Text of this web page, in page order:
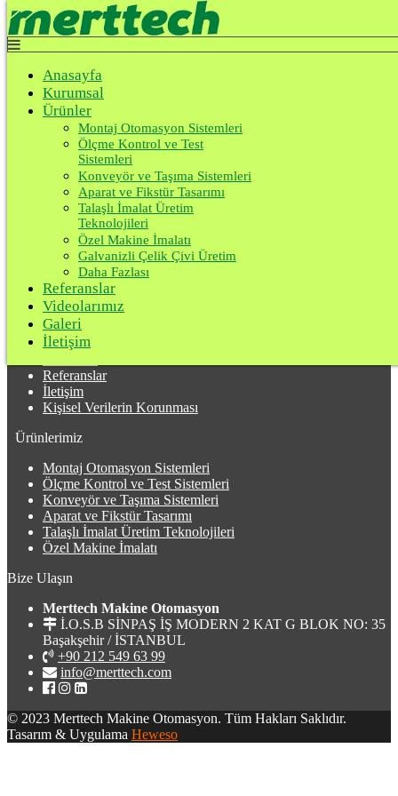
Top
Ürünler
Referanslar
Videolarımız
Galeri
İletişim
Anasayfa
Kurumsal
Ürünler
Montaj Otomasyon Sistemleri
Ölçme Kontrol ve Test
Sistemleri
Konveyör ve Taşıma Sistemleri
Aparat ve Fikstür Tasarımı
Talaşlı İmalat Üretim
Teknolojileri
Özel Makine İmalatı
Galvanizli Çelik Çivi Üretim
Daha Fazlası
Referanslar
Videolarımız
Galeri
İletişim
Makine Yedek Parça
Anasayfa
Ürünler
Talaşlı İmalat Üretim Teknolojileri
Makine Yedek Parça
Merttech Makine Otomasyon | Makine Kalıp. 20 yıllık tecrübemiz
ile sanayinin ihtiyaç duyduğu özel çözümlerimizi sizlerin hizmetine
sunuyoruz.
Kurumsal
Aydınlatma Metni
Referanslar
İletişim
Kişisel Verilerin Korunması
Ürünlerimiz
Montaj Otomasyon Sistemleri
Ölçme Kontrol ve Test Sistemleri
Konveyör ve Taşıma Sistemleri
Aparat ve Fikstür Tasarımı
Talaşlı İmalat Üretim Teknolojileri
Özel Makine İmalatı
Bize Ulaşın
Merttech Makine Otomasyon
İ.O.S.B SİNPAŞ İŞ MODERN 2 KAT G BLOK NO: 35
Başakşehir / İSTANBUL
+90 212 549 63 99
info@merttech.com
© 2023 Merttech Makine Otomasyon. Tüm Hakları Saklıdır.
Tasarım & Uygulama Heweso